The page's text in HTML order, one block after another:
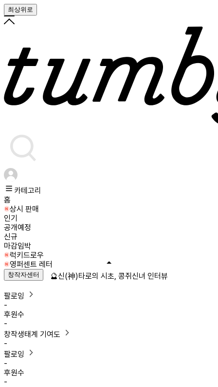
최상위로
카테고리
홈
상시 판매
인기
공개예정
신규
마감임박
럭키드로우
영퍼센트 레터
창작자센터
팔로잉
-
후원수
-
창작생태계 기여도
-
팔로잉
-
후원수
-
🔮신(神)타로의 시초, 콩쥐신녀 인터뷰